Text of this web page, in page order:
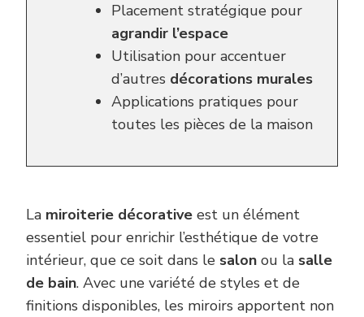
Placement stratégique pour
agrandir l’espace
Utilisation pour accentuer
d’autres décorations murales
Applications pratiques pour
toutes les pièces de la maison
La miroiterie décorative est un élément
essentiel pour enrichir l’esthétique de votre
intérieur, que ce soit dans le salon ou la salle
de bain. Avec une variété de styles et de
finitions disponibles, les miroirs apportent non